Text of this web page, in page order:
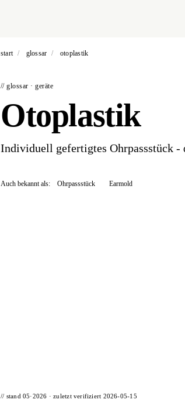
start / glossar / otoplastik
// glossar · geräte
Otoplastik
Individuell gefertigtes Ohrpassstück -
Auch bekannt als: Ohrpassstück Earmold
// stand 05·2026 · zuletzt verifiziert 2026-05-15